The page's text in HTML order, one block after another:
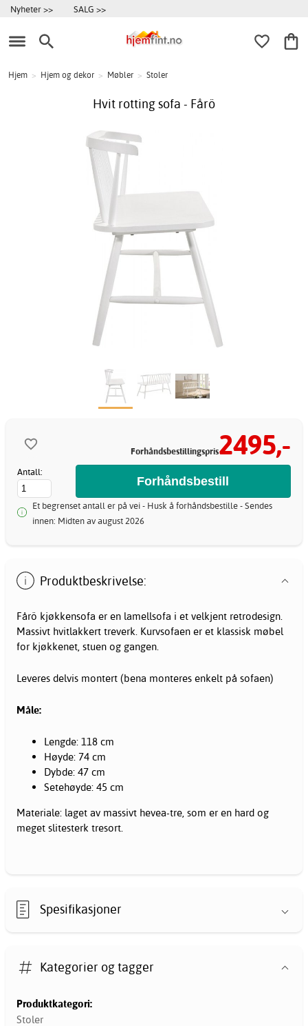
Nyheter >> SALG >>
Hjem > Hjem og dekor > Møbler > Stoler
Hvit rotting sofa - Fårö
Forhåndsbestillingspris2495,-
Antall:
Et begrenset antall er på vei - Husk å forhåndsbestille - Sendes
innen: Midten av august 2026
Produktbeskrivelse:
Fårö kjøkkensofa er en lamellsofa i et velkjent retrodesign.
Massivt hvitlakkert treverk. Kurvsofaen er et klassisk møbel
for kjøkkenet, stuen og gangen.
Leveres delvis montert (bena monteres enkelt på sofaen)
Måle:
Lengde: 118 cm
Høyde: 74 cm
Dybde: 47 cm
Setehøyde: 45 cm
Materiale: laget av massivt hevea-tre, som er en hard og
meget slitesterk tresort.
Spesifikasjoner
Kategorier og tagger
Produktkategori:
Stoler